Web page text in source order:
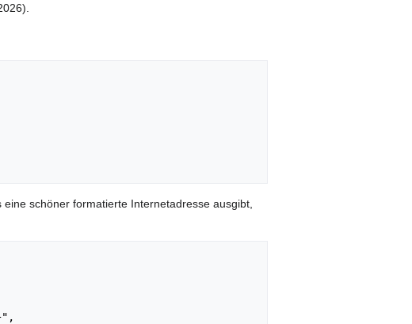
schöner formatierte Internetadresse ausgibt,
",